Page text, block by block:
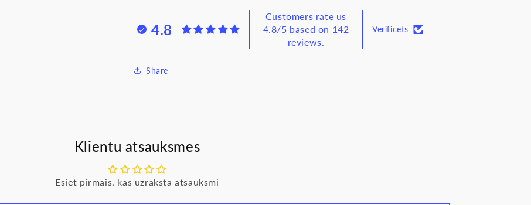
SUNO
SUNO
4.8
Customers rate us
4.8/5 based on 142
reviews.
Verificēts
Share
Klientu atsauksmes
Esiet pirmais, kas uzraksta atsauksmi